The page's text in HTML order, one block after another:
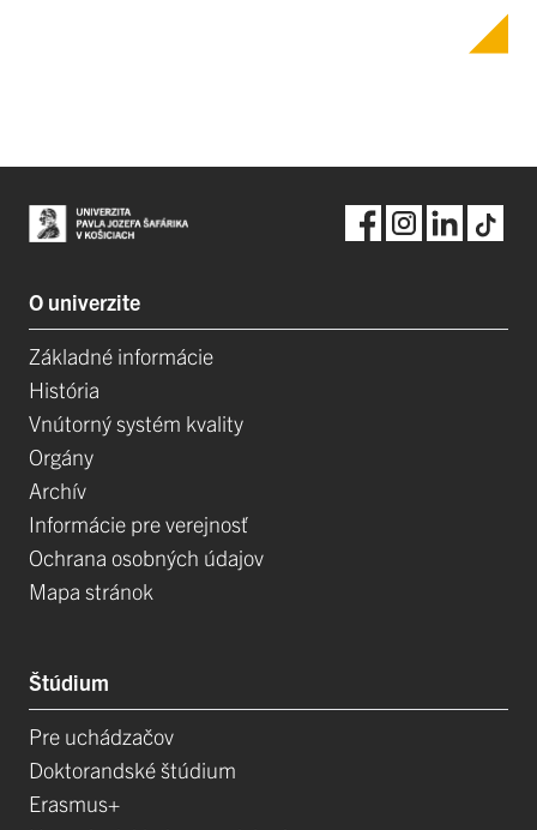
O univerzite
Základné informácie
História
Vnútorný systém kvality
Orgány
Archív
Informácie pre verejnosť
Ochrana osobných údajov
Mapa stránok
Štúdium
Pre uchádzačov
Doktorandské štúdium
Erasmus+